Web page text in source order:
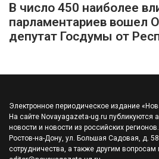
В число 450 наиболее
парламентариев вошел
депутат Госдумы от
Электронное периодическое издание
На сайте Novayagazeta-ug.ru
новости и новости из российских
Ростов-на-Дону, ул. Большая Садовая, д.
сотрудничества, а также другим вопросам